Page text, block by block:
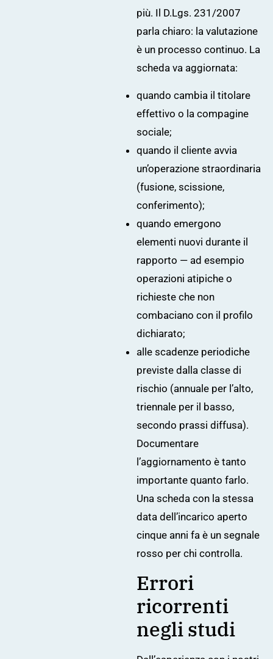
più. Il D.Lgs. 231/2007
parla chiaro: la valutazione
è un processo continuo. La
scheda va aggiornata:
quando cambia il titolare
effettivo o la compagine
sociale;
quando il cliente avvia
un’operazione straordinaria
(fusione, scissione,
conferimento);
quando emergono
elementi nuovi durante il
rapporto — ad esempio
operazioni atipiche o
richieste che non
combaciano con il profilo
dichiarato;
alle scadenze periodiche
previste dalla classe di
rischio (annuale per l’alto,
triennale per il basso,
secondo prassi diffusa).
Documentare
l’aggiornamento è tanto
importante quanto farlo.
Una scheda con la stessa
data dell’incarico aperto
cinque anni fa è un segnale
rosso per chi controlla.
Errori
ricorrenti
negli studi